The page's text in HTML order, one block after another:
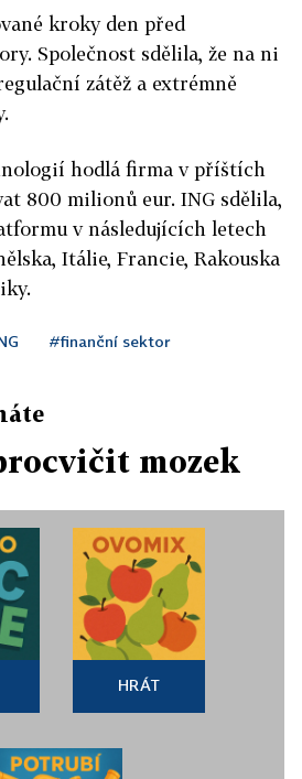
kroky den před
Společnost sdělila, že na ni
zátěž a extrémně
hodlá firma v příštích
800 milionů eur. ING sdělila,
v následujících letech
Itálie, Francie, Rakouska
#finanční sektor
mozek
HRÁT